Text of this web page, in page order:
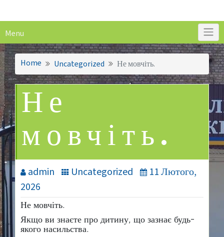
Menu
Home Uncategorized Не мовчіть.
Не
мовчіть.
admin Uncategorized
11 Лютого,
2026
Не мовчіть.
Якщо ви знаєте про дитину, що зазнає будь-
якого насильства.